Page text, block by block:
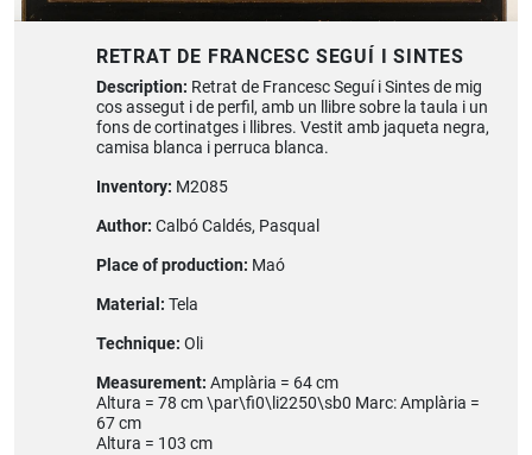
RETRAT DE FRANCESC SEGUÍ I SINTES
Description: Retrat de Francesc Seguí i Sintes de mig
cos assegut i de perfil, amb un llibre sobre la taula i un
fons de cortinatges i llibres. Vestit amb jaqueta negra,
camisa blanca i perruca blanca.
Inventory: M2085
Author: Calbó Caldés, Pasqual
Place of production: Maó
Material: Tela
Technique: Oli
Measurement: Amplària = 64 cm
Altura = 78 cm \par\fi0\li2250\sb0 Marc: Amplària =
67 cm
Altura = 103 cm